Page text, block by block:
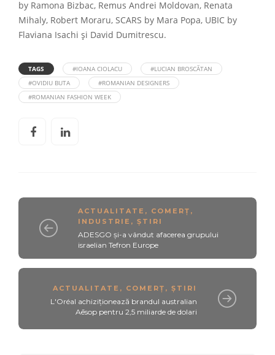
by Ramona Bizbac, Remus Andrei Moldovan, Renata
Mihaly, Robert Moraru, SCARS by Mara Popa, UBIC by
Flaviana Isachi și David Dumitrescu.
TAGS #IOANA CIOLACU
#LUCIAN BROSCĂTAN
#OVIDIU BUTA
#ROMANIAN DESIGNERS
#ROMANIAN FASHION WEEK
ACTUALITATE , COMERȚ ,
INDUSTRIE , ȘTIRI
ADESGO și-a vândut afacerea grupului
israelian Tefron Europe
ACTUALITATE , COMERȚ , ȘTIRI
L'Oréal achiziționează brandul australian
Aēsop pentru 2,5 miliarde de dolari